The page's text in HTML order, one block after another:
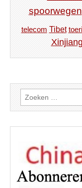
spoorwegen
telecom Tibet
Xinjiang
Zoeken
naar: